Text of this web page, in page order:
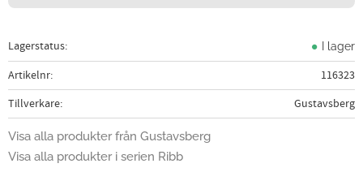
Lagerstatus I lager
Artikelnr
116323
Tillverkare
Gustavsberg
Visa alla produkter från Gustavsberg
Visa alla produkter i serien Ribb